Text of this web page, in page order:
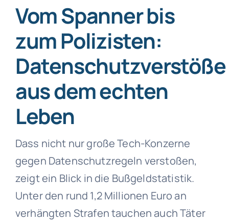
Vom Spanner bis
zum Polizisten:
Datenschutzverstöße
aus dem echten
Leben
Dass nicht nur große Tech-Konzerne
gegen Datenschutzregeln verstoßen,
zeigt ein Blick in die Bußgeldstatistik.
Unter den rund 1,2 Millionen Euro an
verhängten Strafen tauchen auch Täter